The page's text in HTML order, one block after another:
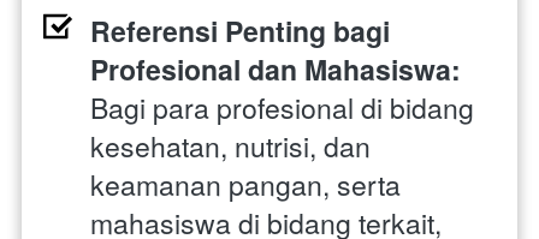
Referensi Penting bagi
Profesional dan Mahasiswa:
Bagi para profesional di bidang
kesehatan, nutrisi, dan
keamanan pangan, serta
mahasiswa di bidang terkait,